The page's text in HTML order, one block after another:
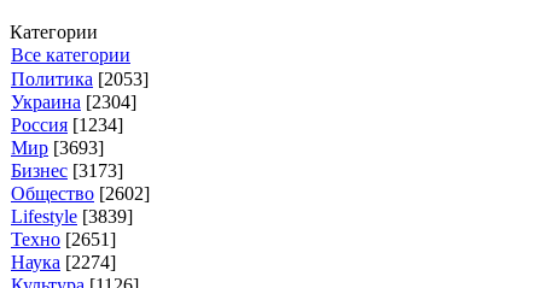
Категории
Все категории
Политика [2053]
Украина [2304]
Россия [1234]
Мир [3693]
Бизнес [3173]
Общество [2602]
Lifestyle [3839]
Техно [2651]
Наука [2274]